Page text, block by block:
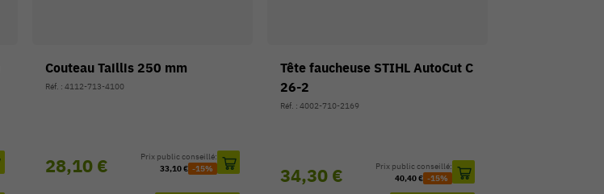
Couteau Taillis 250 mm
Réf. : 4112-713-4100
28,10 €
Prix public conseillé:
33,10 € -15%
Tête faucheuse STIHL AutoCut C
26-2
Réf. : 4002-710-2169
34,30 €
Prix public conseillé:
40,40 € -15%